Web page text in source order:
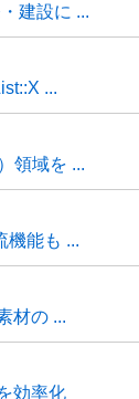
建設に ...
...
領域を ...
機能も ...
材の ...
効率化